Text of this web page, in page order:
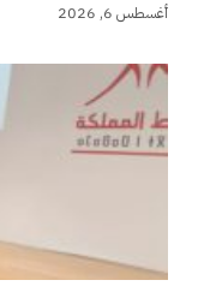
أغسطس 6, 2026